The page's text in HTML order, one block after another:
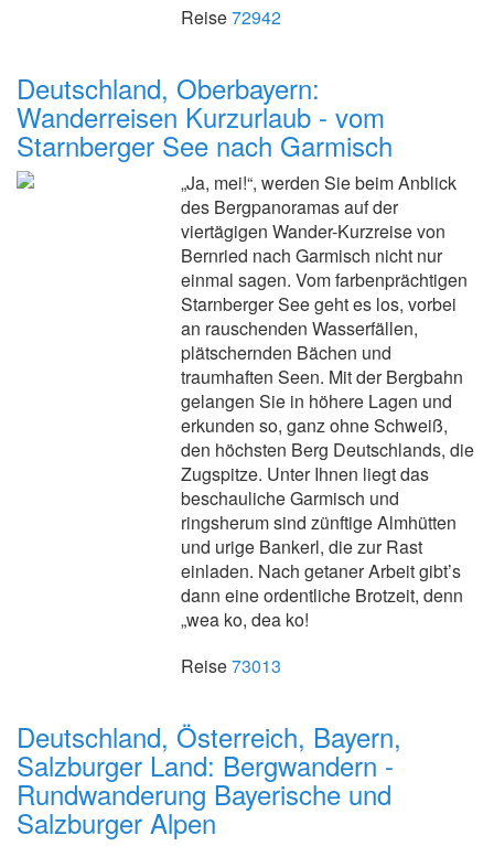
Reise72942
Deutschland, Oberbayern:
Wanderreisen Kurzurlaub - vom
Starnberger See nach Garmisch
„Ja, mei!“, werden Sie beim Anblick
des Bergpanoramas auf der
viertägigen Wander-Kurzreise von
Bernried nach Garmisch nicht nur
einmal sagen. Vom farbenprächtigen
Starnberger See geht es los, vorbei
an rauschenden Wasserfällen,
plätschernden Bächen und
traumhaften Seen. Mit der Bergbahn
gelangen Sie in höhere Lagen und
erkunden so, ganz ohne Schweiß,
den höchsten Berg Deutschlands, die
Zugspitze. Unter Ihnen liegt das
beschauliche Garmisch und
ringsherum sind zünftige Almhütten
und urige Bankerl, die zur Rast
einladen. Nach getaner Arbeit gibt’s
dann eine ordentliche Brotzeit, denn
„wea ko, dea ko!
Reise73013
Deutschland, Österreich, Bayern,
Salzburger Land: Bergwandern -
Rundwanderung Bayerische und
Salzburger Alpen